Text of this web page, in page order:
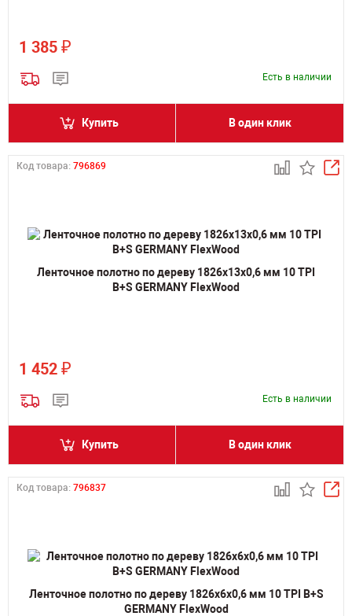
1 385 ₽
Есть в наличии
Купить В один клик
Код товара: 796869
Ленточное полотно по дереву 1826х13х0,6 мм 10 TPI
B+S GERMANY FlexWood
1 452 ₽
Есть в наличии
Купить В один клик
Код товара: 796837
Ленточное полотно по дереву 1826х6х0,6 мм 10 TPI B+S
GERMANY FlexWood